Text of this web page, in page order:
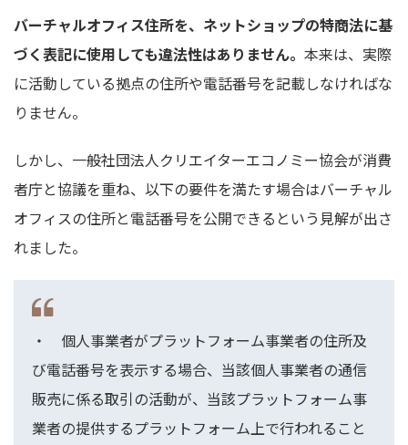
バーチャルオフィス住所を、ネットショップの特商法に基
づく表記に使用しても違法性はありません。 本来は、実際
に活動している拠点の住所や電話番号を記載しなければな
りません。
しかし、一般社団法人クリエイターエコノミー協会が消費
者庁と協議を重ね、以下の要件を満たす場合はバーチャル
オフィスの住所と電話番号を公開できるという見解が出さ
れました。
・ 個人事業者がプラットフォーム事業者の住所及
び電話番号を表示する場合、当該個人事業者の通信
販売に係る取引の活動が、当該プラットフォーム事
業者の提供するプラットフォーム上で行われること